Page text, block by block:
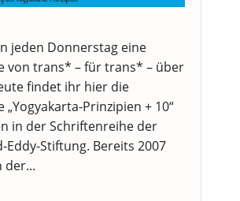
jeden Donnerstag eine
von trans* – für trans* – über
findet ihr hier die
„Yogyakarta-Prinzipien + 10“
in der Schriftenreihe der
Eddy-Stiftung. Bereits 2007
der...